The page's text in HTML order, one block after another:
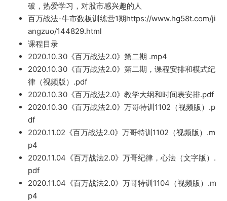
破，热爱学习，对股市感兴趣的人
百万战法-牛市数板训练营1期https://www.hg58t.com/ji
angzuo/144829.html
课程目录
2020.10.30《百万战法2.0》第二期 .mp4
2020.10.30《百万战法2.0》第二期，课程安排和模式纪
律（视频版）.pdf
2020.10.30《百万战法2.0》教学大纲和时间表安排.pdf
2020.10.30《百万战法2.0》万哥特训1102（视频版）.p
df
2020.11.02《百万战法2.0》万哥特训1102（视频版）.m
p4
2020.11.04《百万战法2.0》万哥纪律，心法（文字版）.
pdf
2020.11.04《百万战法2.0》万哥特训1104（视频版）.m
p4